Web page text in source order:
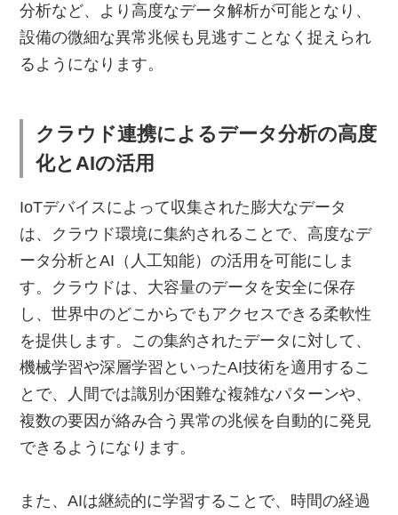
分析など、より高度なデータ解析が可能となり、
設備の微細な異常兆候も見逃すことなく捉えられ
るようになります。
クラウド連携によるデータ分析の高度
化とAIの活用
IoTデバイスによって収集された膨大なデータ
は、クラウド環境に集約されることで、高度なデ
ータ分析とAI（人工知能）の活用を可能にしま
す。クラウドは、大容量のデータを安全に保存
し、世界中のどこからでもアクセスできる柔軟性
を提供します。この集約されたデータに対して、
機械学習や深層学習といったAI技術を適用するこ
とで、人間では識別が困難な複雑なパターンや、
複数の要因が絡み合う異常の兆候を自動的に発見
できるようになります。
また、AIは継続的に学習することで、時間の経過